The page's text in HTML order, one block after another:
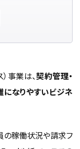
とメリット
比較
ジタル化）
管理）
事業は、契約管理・
なりやすいビジネ
の稼働状況や請求フ